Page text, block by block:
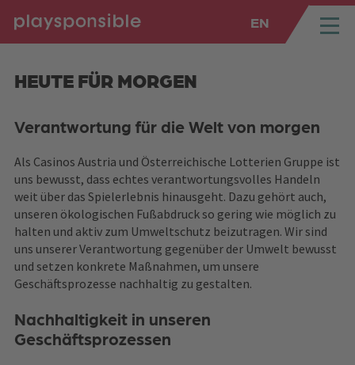
SPRUNGMARKEN
Springe direkt zu: EN
HEUTE FÜR MORGEN
Verantwortung für die Welt von morgen
Als Casinos Austria und Österreichische Lotterien Gruppe ist
uns bewusst, dass echtes verantwortungsvolles Handeln
weit über das Spielerlebnis hinausgeht. Dazu gehört auch,
unseren ökologischen Fußabdruck so gering wie möglich zu
halten und aktiv zum Umweltschutz beizutragen. Wir sind
uns unserer Verantwortung gegenüber der Umwelt bewusst
und setzen konkrete Maßnahmen, um unsere
Geschäftsprozesse nachhaltig zu gestalten.
Nachhaltigkeit in unseren
Geschäftsprozessen